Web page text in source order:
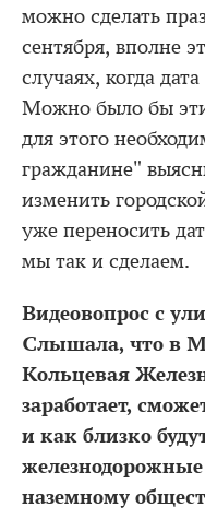
можно сделать
сентября, вполне
случаях, когда
Можно было бы
для этого
гражданине"
изменить
уже переносить
мы так и сделаем.
Видеовопрос с
Слышала, что в
Кольцевая
заработает,
и как близко
наземному